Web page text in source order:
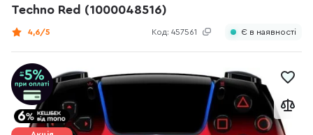
Techno Red (1000048516)
Код: 457561
4,6/5 Є в наявності